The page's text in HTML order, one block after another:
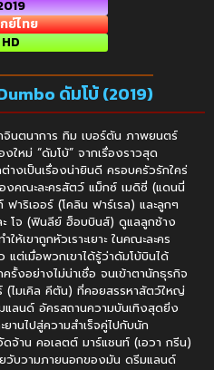
ย์ไทย
HD
ดัมโบ้ (2019)
จินตนาการ ทิม เบอร์ตัน ภาพยนตร์
หม่ “ดัมโบ้” จากเรื่องราวสุด
งเป็นเรื่องน่ายินดี ครอบครัวรักใคร่
งคณะละครสัตว์ แม็กซ์ เมดิซี่ (แดนนี่
าริเออร์ (โคลิน ฟาร์เรล) และลูกๆ
โจ (ฟินลีย์ ฮ็อบบินส์) ดูแลลูกช้าง
เขาถูกหัวเราะเยาะ ในคณะละคร
ต่เมื่อพวกเขาได้รู้ว่าดัมโบ้บินได้
งอย่างไม่น่าเชื่อ จนเข้าตานักธุรกิจ
(ไมเคิล คีตัน) ที่คอยสรรหาสัตว์ใหญ่
แลนด์ อัครสถานความบันเทิงสุดยิ่ง
านไปสู่ความสำเร็จคู่ไปกับนัก
จ้าน คอเลตต์ มาร์แชนท์ (เอวา กรีน)
ยวับวามภายนอกของมัน ดรีมแลนด์